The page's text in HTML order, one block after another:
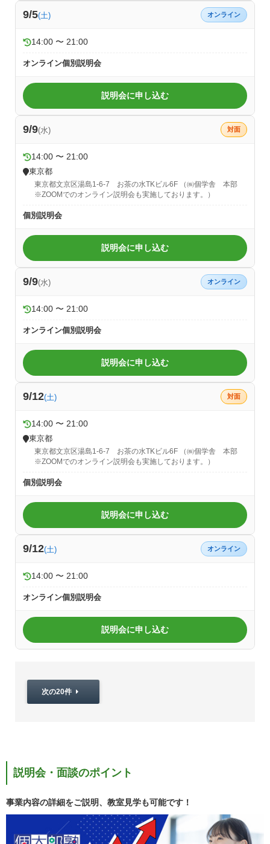
9/5(土) オンライン
14:00 〜 21:00
オンライン個別説明会
説明会に申し込む
9/9(水) 対面
14:00 〜 21:00
東京都
東京都文京区湯島1-6-7 お茶の水TKビル6F （㈱個学舎 本部
※ZOOMでのオンライン説明会も実施しております。）
個別説明会
説明会に申し込む
9/9(水) オンライン
14:00 〜 21:00
オンライン個別説明会
説明会に申し込む
9/12(土) 対面
14:00 〜 21:00
東京都
東京都文京区湯島1-6-7 お茶の水TKビル6F （㈱個学舎 本部
※ZOOMでのオンライン説明会も実施しております。）
個別説明会
説明会に申し込む
9/12(土) オンライン
14:00 〜 21:00
オンライン個別説明会
説明会に申し込む
次の20件
説明会・面談のポイント
事業内容の詳細をご説明、教室見学も可能です！